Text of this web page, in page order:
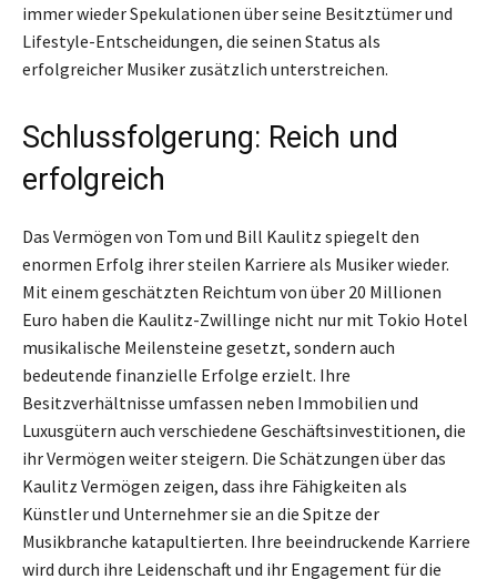
immer wieder Spekulationen über seine Besitztümer und
Lifestyle-Entscheidungen, die seinen Status als
erfolgreicher Musiker zusätzlich unterstreichen.
Schlussfolgerung: Reich und
erfolgreich
Das Vermögen von Tom und Bill Kaulitz spiegelt den
enormen Erfolg ihrer steilen Karriere als Musiker wieder.
Mit einem geschätzten Reichtum von über 20 Millionen
Euro haben die Kaulitz-Zwillinge nicht nur mit Tokio Hotel
musikalische Meilensteine gesetzt, sondern auch
bedeutende finanzielle Erfolge erzielt. Ihre
Besitzverhältnisse umfassen neben Immobilien und
Luxusgütern auch verschiedene Geschäftsinvestitionen, die
ihr Vermögen weiter steigern. Die Schätzungen über das
Kaulitz Vermögen zeigen, dass ihre Fähigkeiten als
Künstler und Unternehmer sie an die Spitze der
Musikbranche katapultierten. Ihre beeindruckende Karriere
wird durch ihre Leidenschaft und ihr Engagement für die